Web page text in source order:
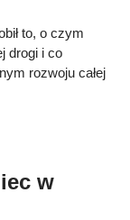
to, o czym
drogi i co
rozwoju całej
w